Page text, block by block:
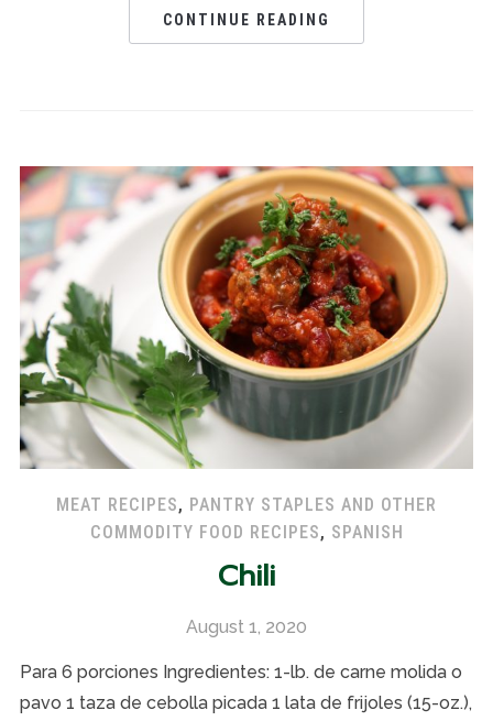
CONTINUE READING
MEAT RECIPES, PANTRY STAPLES AND OTHER
COMMODITY FOOD RECIPES, SPANISH
Chili
August 1, 2020
Para 6 porciones Ingredientes: 1-lb. de carne molida o
pavo 1 taza de cebolla picada 1 lata de frijoles (15-oz.),